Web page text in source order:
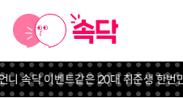
니 속닥 이벤트같은 20대 취준생 한번